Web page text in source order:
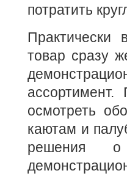
потратить
Практически
товар сразу
ассортимент.
осмотреть
каютам и
решения